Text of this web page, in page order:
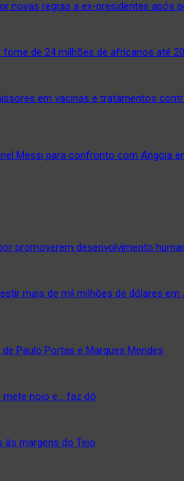
novas regras a ex-presidentes após
fome de 24 milhões de africanos até
em vacinas e tratamentos
Messi para confronto com Angola
promoverem desenvolvimento
mais de mil milhões de dólares em
Paulo Portas e Marques Mendes
mete nojo e… faz dó
às margens do Tejo